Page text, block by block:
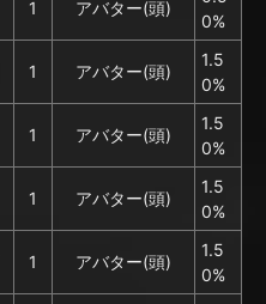
1 アバター(頭)
0%
1 アバター(頭)
1.5
0%
1 アバター(頭)
1.5
0%
1 アバター(頭)
1.5
0%
1 アバター(頭)
1.5
0%